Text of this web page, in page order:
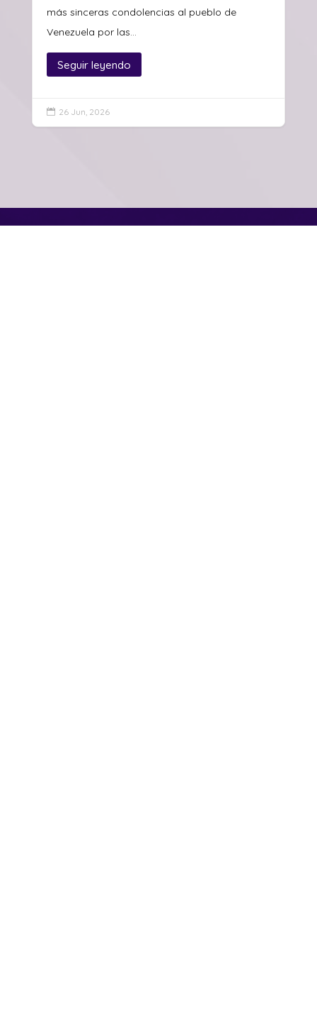
más sinceras condolencias al pueblo de
Venezuela por las...
Seguir leyendo
 26 Jun, 2026